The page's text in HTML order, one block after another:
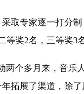
专家逐一打分制
等奖2名，三等奖3
个多月来，音乐人
拓展了渠道，除